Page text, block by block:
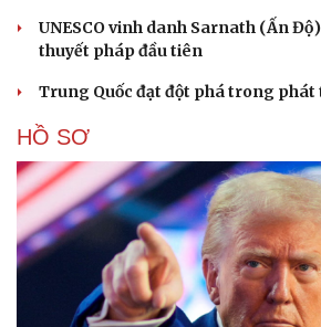
Cải chính
UNESCO vinh danh Sarnath (Ấn
thuyết pháp đầu tiên
Trung Quốc đạt đột phá trong
HỒ SƠ